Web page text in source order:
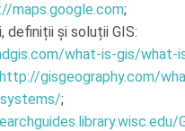
maps.google.com;
și soluții GIS:
what-is-gis/what-
http://gisgeography.com/
;